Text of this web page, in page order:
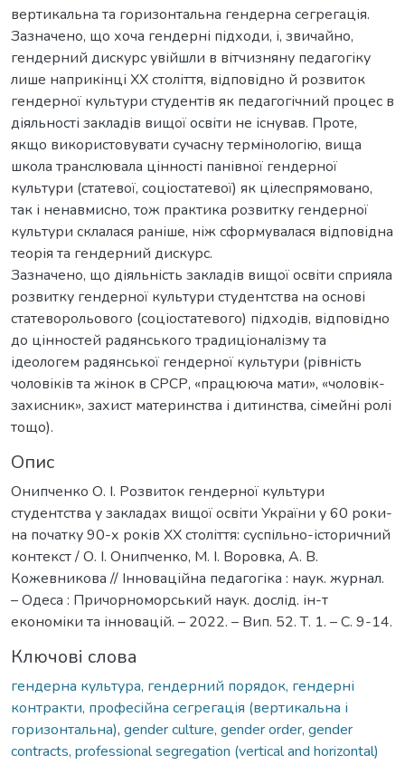
вертикальна та горизонтальна гендерна сегрегація.
Зазначено, що хоча гендерні підходи, і, звичайно,
гендерний дискурс увійшли в вітчизняну педагогіку
лише наприкінці ХХ століття, відповідно й розвиток
гендерної культури студентів як педагогічний процес в
діяльності закладів вищої освіти не існував. Проте,
якщо використовувати сучасну термінологію, вища
школа транслювала цінності панівної гендерної
культури (статевої, соціостатевої) як цілеспрямовано,
так і ненавмисно, тож практика розвитку гендерної
культури склалася раніше, ніж сформувалася відповідна
теорія та гендерний дискурс.
Зазначено, що діяльність закладів вищої освіти сприяла
розвитку гендерної культури студентства на основі
статеворольового (соціостатевого) підходів, відповідно
до цінностей радянського традиціоналізму та
ідеологем радянської гендерної культури (рівність
чоловіків та жінок в СРСР, «працююча мати», «чоловік-
захисник», захист материнства і дитинства, сімейні ролі
тощо).
Опис
Онипченко О. І. Розвиток гендерної культури
студентства у закладах вищої освіти України у 60 роки-
на початку 90-х років ХХ століття: суспільно-історичний
контекст / О. І. Онипченко, М. І. Воровка, А. В.
Кожевникова // Інноваційна педагогіка : наук. журнал.
– Одеса : Причорноморський наук. дослід. ін-т
економіки та інновацій. – 2022. – Вип. 52. Т. 1. – C. 9-14.
Ключові слова
гендерна культура, гендерний порядок, гендерні
контракти, професійна сегрегація (вертикальна і
горизонтальна), gender culture, gender order, gender
contracts, professional segregation (vertical and horizontal)